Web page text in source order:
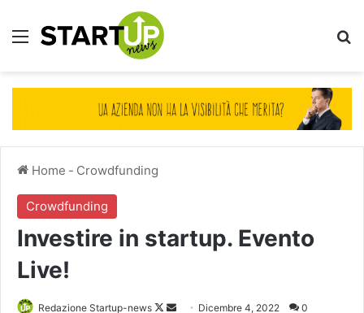
Menu
Home - Crowdfunding
Crowdfunding
Investire in startup. Evento
Live!
Redazione Startup-news
Follow
Invia Dicembre 4, 2022 0